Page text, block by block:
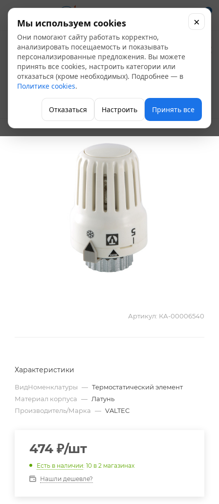
0
Термостатическая
головка жидкостная
Valtec VT.3000.0.0
Термостатические наборы и термоголовки
Артикул: КА-00006540
Характеристики
ВидНоменклатуры — Термостатический элемент
Материал корпуса — Латунь
Производитель/Марка — VALTEC
474 ₽/шт
Есть в наличии: 10 в 2 магазинах
Нашли дешевле?
Мы используем cookies
Они помогают сайту работать корректно,
анализировать посещаемость и показывать
персонализированные предложения. Вы можете
принять все cookies, настроить категории или
отказаться (кроме необходимых). Подробнее — в
Политике cookies.
Отказаться Настроить Принять все
×